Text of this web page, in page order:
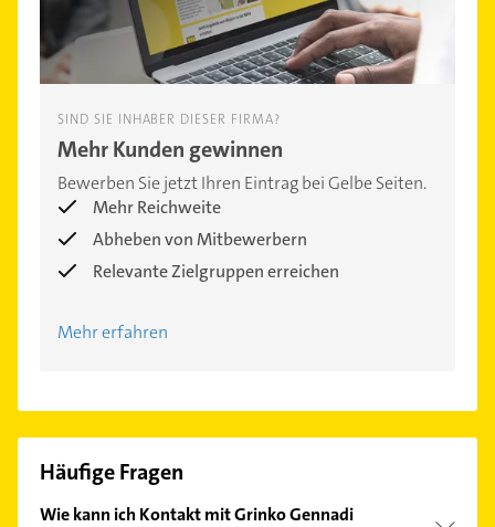
SIND SIE INHABER DIESER FIRMA?
Mehr Kunden gewinnen
Bewerben Sie jetzt Ihren Eintrag bei Gelbe Seiten.
Mehr Reichweite
Abheben von Mitbewerbern
Relevante Zielgruppen erreichen
Mehr erfahren
Häufige Fragen
Wie kann ich Kontakt mit Grinko Gennadi